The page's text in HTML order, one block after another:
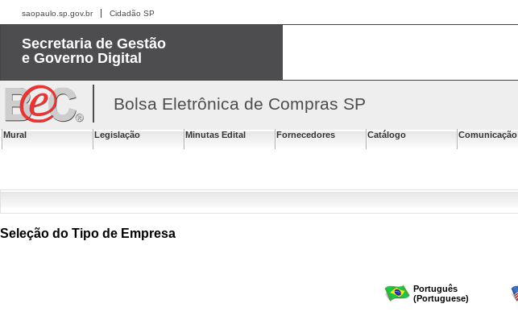
saopaulo.sp.gov.br Cidadão SP
Secretaria de Gestão
e Governo Digital
Bolsa Eletrônica de Compras SP
Seleção do Tipo de Empresa
Português
(Portuguese)
Mural Legislação Minutas Edital Fornecedores Catálogo Comunicação